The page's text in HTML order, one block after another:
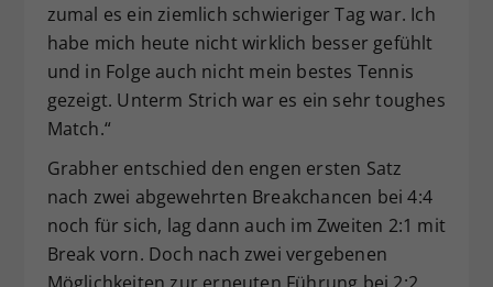
zumal es ein ziemlich schwieriger Tag war. Ich
habe mich heute nicht wirklich besser gefühlt
und in Folge auch nicht mein bestes Tennis
gezeigt. Unterm Strich war es ein sehr toughes
Match.“
Grabher entschied den engen ersten Satz
nach zwei abgewehrten Breakchancen bei 4:4
noch für sich, lag dann auch im Zweiten 2:1 mit
Break vorn. Doch nach zwei vergebenen